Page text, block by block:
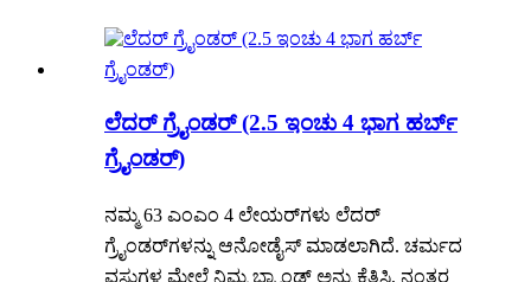
ಲೆದರ್ ಗ್ರೈಂಡರ್ (2.5 ಇಂಚು 4 ಭಾಗ ಹರ್ಬ್
ಗ್ರೈಂಡರ್)
ನಮ್ಮ 63 ಎಂಎಂ 4 ಲೇಯರ್‌ಗಳು ಲೆದರ್
ಗ್ರೈಂಡರ್‌ಗಳನ್ನು ಆನೋಡೈಸ್ ಮಾಡಲಾಗಿದೆ. ಚರ್ಮದ
ವಸ್ತುಗಳ ಮೇಲೆ ನಿಮ್ಮ ಬ್ರ್ಯಾಂಡ್ ಅನ್ನು ಕೆತ್ತಿಸಿ, ನಂತರ